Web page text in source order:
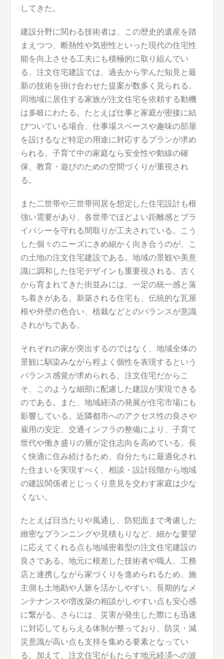
してきた。
建設分野に関わる技術者は、この歴史的遺産を踏
まえつつ、断熱性や気密性といった現代の住宅性
能を向上させる工夫にも積極的に取り組んでい
る。注文住宅建設では、過去から学んだ知見と最
新の技術を掛け合わせた提案が数多く見られる。
同地域に居住する家族が注文住宅を依頼する動機
は多岐にわたる。たとえば仕事と家庭が密接に結
びついている場合、仕事場スペースや趣味の部屋
を設けるなど特定の用途に対応するプランが求め
られる。子育て中の家庭なら安全性や動線の確
保、教育・遊びのための空間づくりが重視され
る。
また二世帯や三世帯同居を想定した住宅設計も根
強い需要があり、各世帯でほどよい距離感とプラ
イバシーを守れる間取りが工夫されている。こう
した個々のニーズにきめ細かく向き合うのが、こ
の土地の注文住宅建設である。地域の景観や美意
識に調和した住宅デザインも重要視される。古く
から育まれてきた街並みには、一定の統一感と落
ち着きがある。新築される住宅も、伝統的な瓦屋
根や外壁の色合い、植栽などとのバランスが意識
されがちである。
それぞれの家が突出するのではなく、地域全体の
景観に馴染みながら程よく個性を表現するという
バランス感覚が求められる。注文住宅だからこ
そ、このような細部に配慮した建設が実現できる
のである。また、地域経済の発展が住宅市場にも
影響している。近隣都市へのアクセス性の良さや
雇用の安定、交通インフラの整備により、子育て
世代や働き盛りの層が定住志向を高めている。長
く快適に住み続けるため、自分たちに最適化され
た住まいを実現すべく、相談・設計段階から地域
の建設関係者とじっくり意見を交わす家庭は少な
くない。
たとえば日当たりや風通し、防犯面まで考慮した
緻密なプランニングや見積もりなど、細かな要望
に応えてくれる点も地域密着型の注文住宅建設の
良さである。地元に根差した技術者や職人、工務
店と連携しながら家づくりを進められるため、施
主側も土地勘や人脈を活かしやすい。長期的なメ
ンテナンスや増改築の相談がしやすい点も安心感
に繋がる。さらには、災害が発生した際にも迅速
に対応してもらえる体制が整っており、防災・減
災意識が高い点も支持を集める要素となってい
る。加えて、注文住宅がもたらす地元経済への波